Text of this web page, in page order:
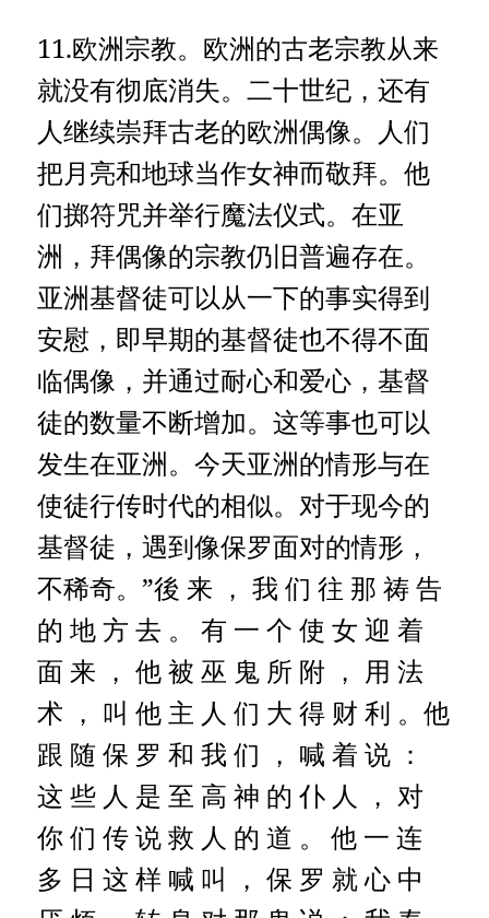
11.欧洲宗教。欧洲的古老宗教从来
就没有彻底消失。二十世纪，还有
人继续崇拜古老的欧洲偶像。人们
把月亮和地球当作女神而敬拜。他
们掷符咒并举行魔法仪式。在亚
洲，拜偶像的宗教仍旧普遍存在。
亚洲基督徒可以从一下的事实得到
安慰，即早期的基督徒也不得不面
临偶像，并通过耐心和爱心，基督
徒的数量不断增加。这等事也可以
发生在亚洲。今天亚洲的情形与在
使徒行传时代的相似。对于现今的
基督徒，遇到像保罗面对的情形，
不稀奇。”後 来 ， 我 们 往 那 祷 告
的 地 方 去 。 有 一 个 使 女 迎 着
面 来 ， 他 被 巫 鬼 所 附 ， 用 法
术 ， 叫 他 主 人 们 大 得 财 利 。他
跟 随 保 罗 和 我 们 ， 喊 着 说 ：
这 些 人 是 至 高 神 的 仆 人 ， 对
你 们 传 说 救 人 的 道 。
他 一 连
多 日 这 样 喊 叫 ， 保 罗 就 心 中